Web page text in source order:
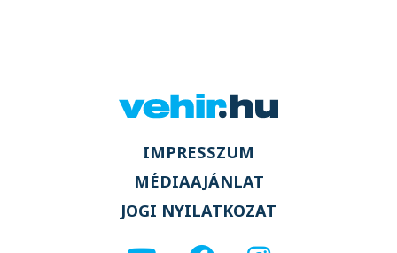
IMPRESSZUM
MÉDIAAJÁNLAT
JOGI NYILATKOZAT